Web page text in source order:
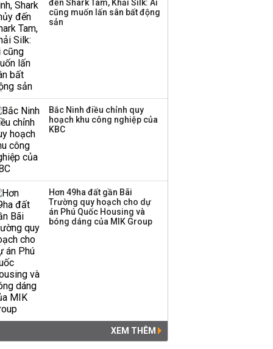
đến Shark Tam, Khải Silk: Ai
cũng muốn lấn sân bất động
sản
Bắc Ninh điều chỉnh quy
hoạch khu công nghiệp của
KBC
Hơn 49ha đất gần Bãi
Trường quy hoạch cho dự
án Phú Quốc Housing và
bóng dáng của MIK Group
XEM THÊM